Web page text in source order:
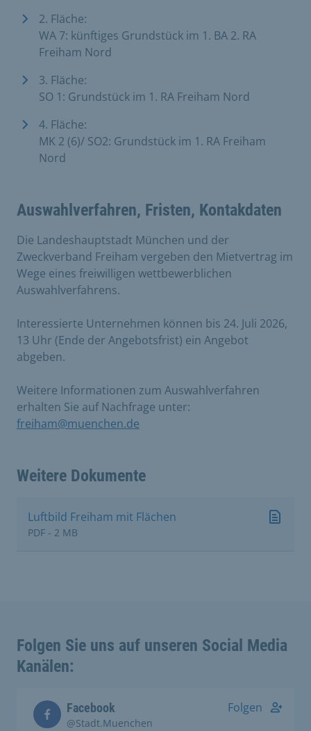
2. Fläche:
WA 7: künftiges Grundstück im 1. BA 2. RA
Freiham Nord
3. Fläche:
SO 1: Grundstück im 1. RA Freiham Nord
4. Fläche:
MK 2 (6)/ SO2: Grundstück im 1. RA Freiham
Nord
Auswahlverfahren, Fristen, Kontakdaten
Die Landeshauptstadt München und der
Zweckverband Freiham vergeben den Mietvertrag im
Wege eines freiwilligen wettbewerblichen
Auswahlverfahrens.
Interessierte Unternehmen können bis 24. Juli 2026,
13 Uhr (Ende der Angebotsfrist) ein Angebot
abgeben.
Weitere Informationen zum Auswahlverfahren
erhalten Sie auf Nachfrage unter:
freiham@muenchen.de
Weitere Dokumente
Luftbild Freiham mit Flächen
PDF - 2 MB
Folgen Sie uns auf unseren Social Media
Kanälen:
Facebook
@Stadt.Muenchen
Folgen